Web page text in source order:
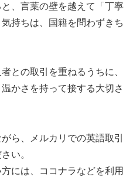
、言葉の壁を越えて「丁寧
持ちは、国籍を問わずきち
との取引を重ねるうちに、
かさを持って接する大切さ
ら、メルカリでの英語取引
い。
には、ココナラなどを利用